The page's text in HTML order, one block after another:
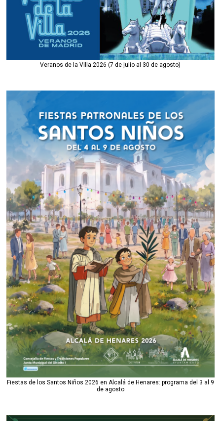
Veranos de la Villa 2026 (7 de julio al 30 de agosto)
Fiestas de los Santos Niños 2026 en Alcalá de Henares: programa del 3 al 9
de agosto